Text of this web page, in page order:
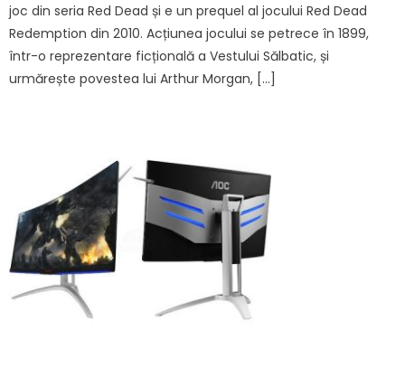
joc din seria Red Dead și e un prequel al jocului Red Dead
Redemption din 2010. Acțiunea jocului se petrece în 1899,
într-o reprezentare ficțională a Vestului Sălbatic, și
urmărește povestea lui Arthur Morgan, […]